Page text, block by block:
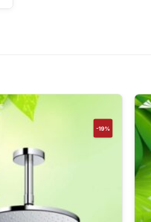
-19%